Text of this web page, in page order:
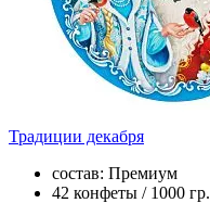
Традиции декабря
состав: Премиум
42 конфеты / 1000 гр.